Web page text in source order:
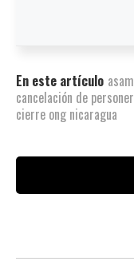
En este artículo
cancelación de
cierre ong nicaragua